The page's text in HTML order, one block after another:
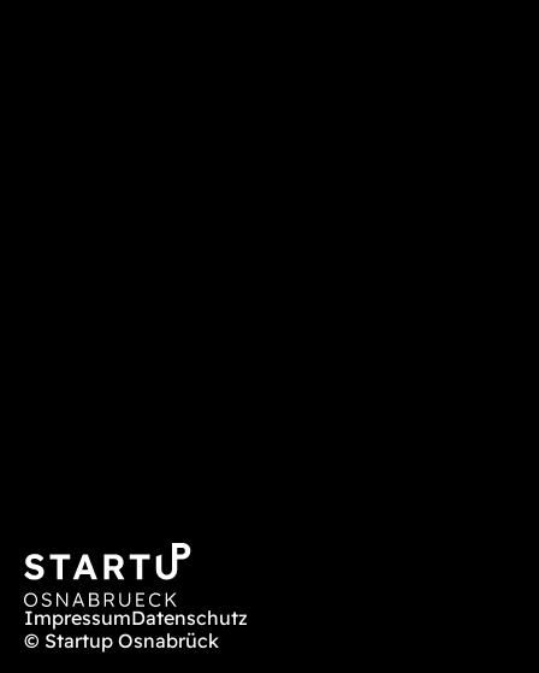
ImpressumDatenschutz
© Startup Osnabrück